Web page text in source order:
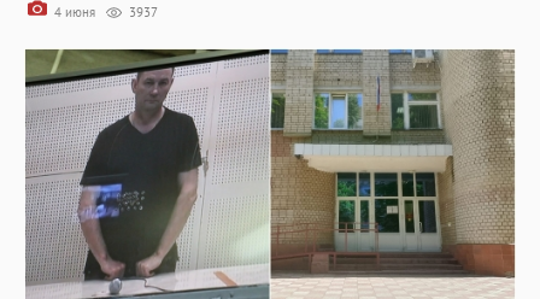
4 июня 3937